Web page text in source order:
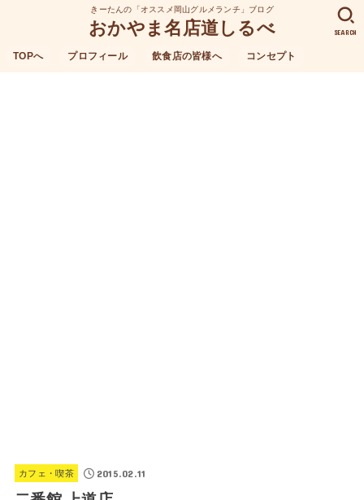
きーたんの「オススメ岡山グルメランチ」ブログ
おかやま名店道しるべ
TOPへ プロフィール 飲食店の皆様へ コンセプト
SEARCH
カフェ・喫茶 2015.02.11